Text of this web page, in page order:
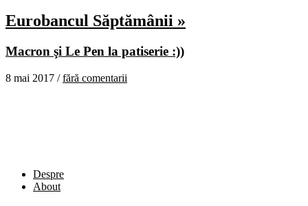
Eurobancul Săptămânii »
Macron şi Le Pen la patiserie :))
8 mai 2017 /fără comentarii
Despre
About